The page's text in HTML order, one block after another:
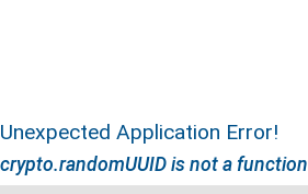
Unexpected Application Error!
crypto.randomUUID is not a function